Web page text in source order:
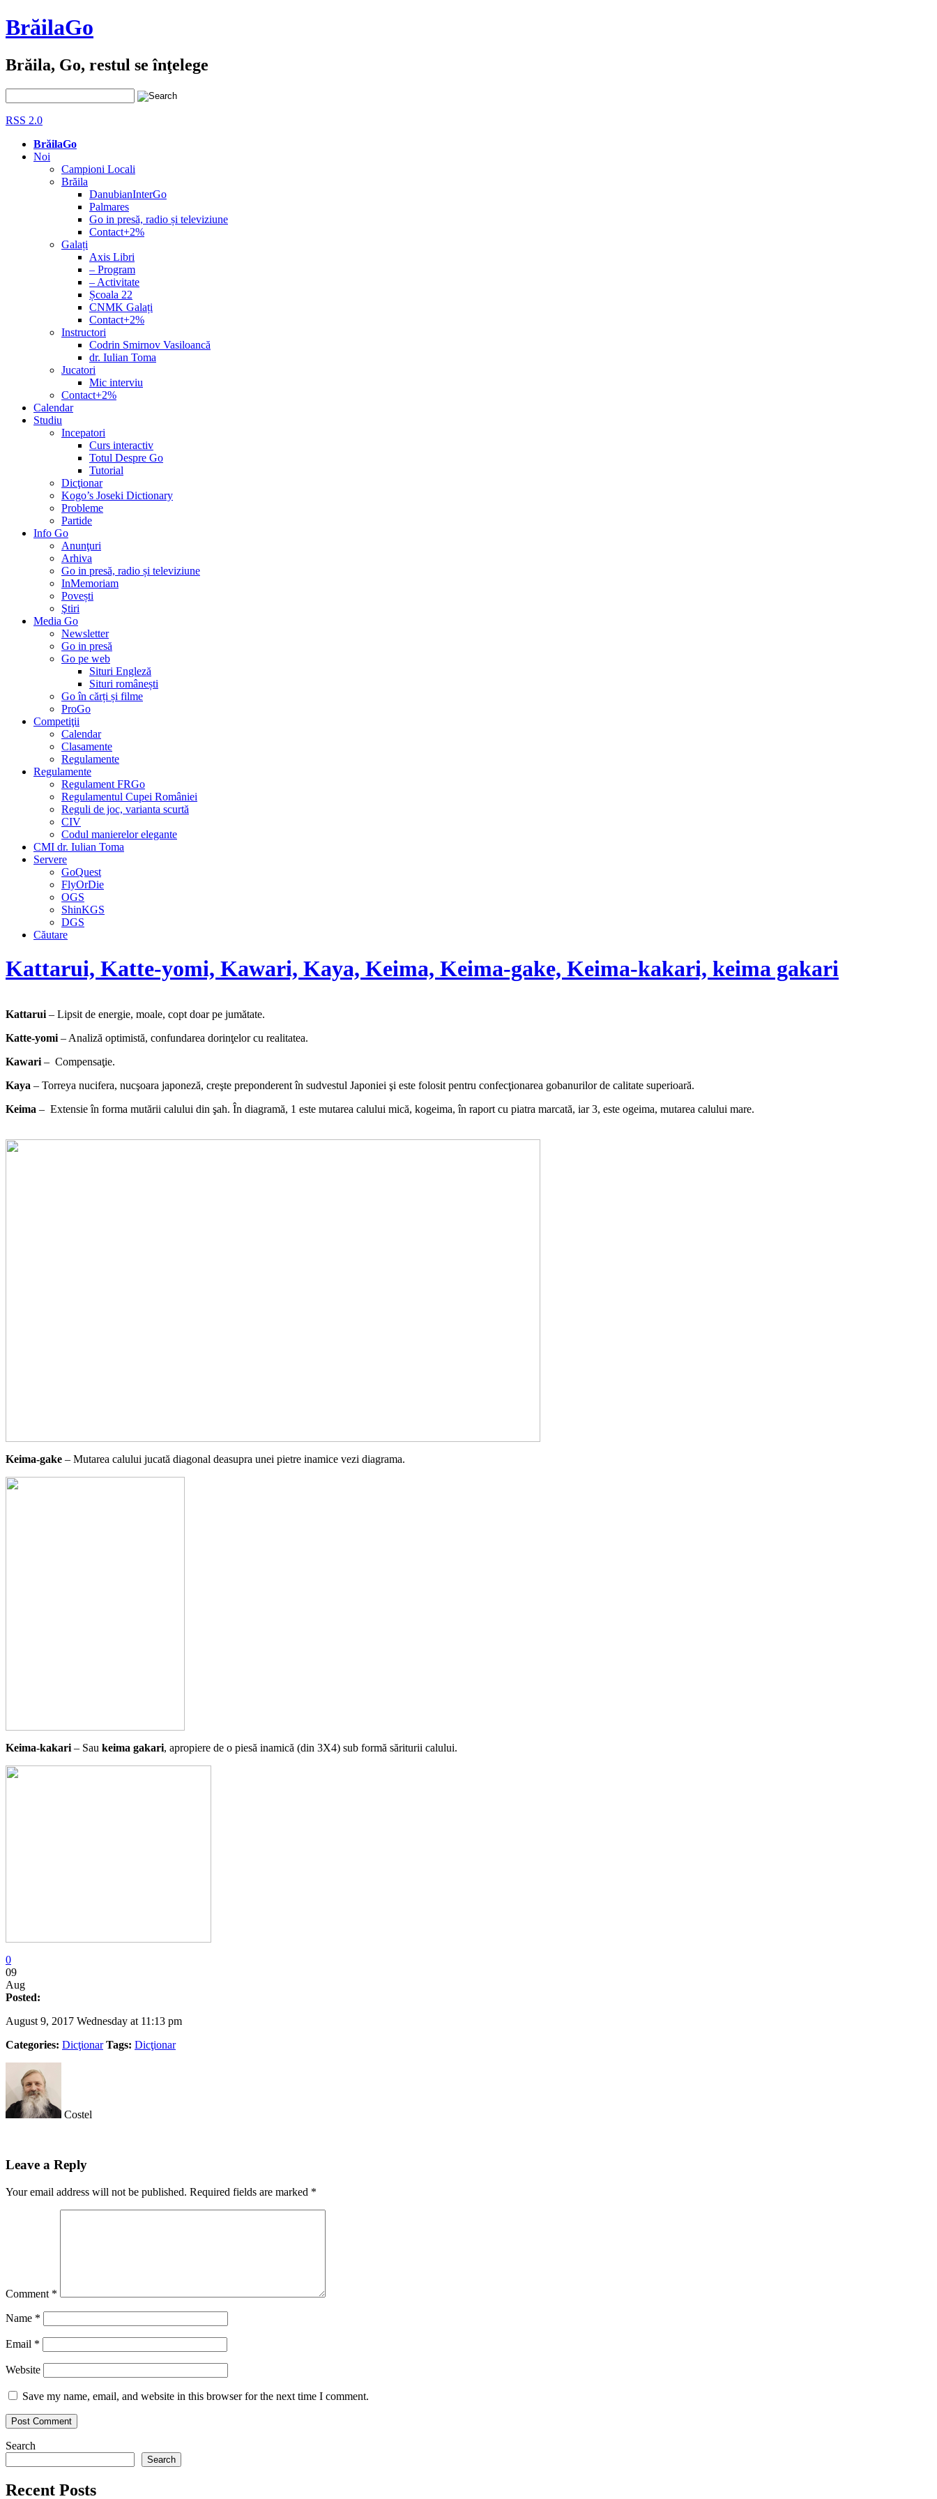
BrăilaGo
Brăila, Go, restul se înţelege
RSS 2.0
BrăilaGo
Noi
Campioni Locali
Brăila
DanubianInterGo
Palmares
Go in presă, radio și televiziune
Contact+2%
Galați
Axis Libri
– Program
– Activitate
Școala 22
CNMK Galați
Contact+2%
Instructori
Codrin Smirnov Vasiloancă
dr. Iulian Toma
Jucatori
Mic interviu
Contact+2%
Calendar
Studiu
Incepatori
Curs interactiv
Totul Despre Go
Tutorial
Dicţionar
Kogo’s Joseki Dictionary
Probleme
Partide
Info Go
Anunţuri
Arhiva
Go in presă, radio și televiziune
InMemoriam
Povești
Ştiri
Media Go
Newsletter
Go in presă
Go pe web
Situri Engleză
Situri românești
Go în cărți și filme
ProGo
Competiţii
Calendar
Clasamente
Regulamente
Regulamente
Regulament FRGo
Regulamentul Cupei României
Reguli de joc, varianta scurtă
CIV
Codul manierelor elegante
CMI dr. Iulian Toma
Servere
GoQuest
FlyOrDie
OGS
ShinKGS
DGS
Căutare
Kattarui, Katte-yomi, Kawari, Kaya, Keima, Keima-gake, Keima-kakari, keima gakari
Kattarui – Lipsit de energie, moale, copt doar pe jumătate.
Katte-yomi – Analiză optimistă, confundarea dorinţelor cu realitatea.
Kawari – Compensaţie.
Kaya – Torreya nucifera, nucşoara japoneză, creşte preponderent în sudvestul Japoniei şi este folosit pentru confecţionarea gobanurilor de calitate superioară.
Keima – Extensie în forma mutării calului din şah. În diagramă, 1 este mutarea calului mică, kogeima, în raport cu piatra marcată, iar 3, este ogeima, mutarea calului mare.
Keima-gake – Mutarea calului jucată diagonal deasupra unei pietre inamice vezi diagrama.
Keima-kakari – Sau keima gakari, apropiere de o piesă inamică (din 3X4) sub formă săriturii calului.
0
09
Aug
Posted:
August 9, 2017 Wednesday at 11:13 pm
Categories: Dicţionar Tags: Dicţionar
Costel
Leave a Reply
Your email address will not be published. Required fields are marked *
Comment *
Name *
Email *
Website
Save my name, email, and website in this browser for the next time I comment.
Search
Search
Recent Posts